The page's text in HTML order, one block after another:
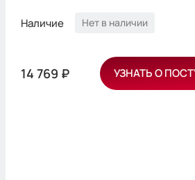
Наличие Нет в наличии
14 769 ₽ УЗНАТЬ О